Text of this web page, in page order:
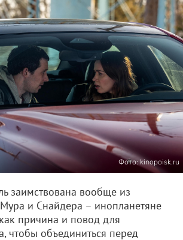
Фото: kinopoisk.ru
заимствована вообще из
и Снайдера – инопланетяне
причина и повод для
чтобы объединиться перед